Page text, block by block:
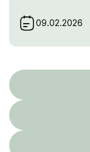
09.02.2026